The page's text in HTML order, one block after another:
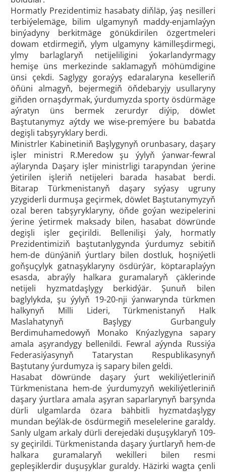
Hormatly Prezidentimiz hasabaty diňläp, ýaş nesilleri
terbiýelemäge, bilim ulgamynyň maddy-enjamlaýyn
binýadyny berkitmäge gönükdirilen özgertmeleri
dowam etdirmegiň, ylym ulgamyny kämilleşdirmegi,
ylmy barlaglaryň netijeliligini ýokarlandyrmagy
hemişe üns merkezinde saklamagyň möhümdigine
ünsi çekdi. Saglygy goraýyş edaralaryna keselleriň
öňüni almagyň, bejermegiň öňdebaryjy usullaryny
giňden ornaşdyrmak, ýurdumyzda sporty ösdürmäge
aýratyn üns bermek zerurdyr diýip, döwlet
Baştutanymyz aýtdy we wise-premýere bu babatda
degişli tabşyryklary berdi.
Ministrler Kabinetiniň Başlygynyň orunbasary, daşary
işler ministri R.Meredow şu ýylyň ýanwar-fewral
aýlarynda Daşary işler ministrligi tarapyndan ýerine
ýetirilen işleriň netijeleri barada hasabat berdi.
Bitarap Türkmenistanyň daşary syýasy ugruny
yzygiderli durmuşa geçirmek, döwlet Baştutanymyzyň
ozal beren tabşyryklaryny, öňde goýan wezipelerini
ýerine ýetirmek maksady bilen, hasabat döwründe
degişli işler geçirildi. Bellenilişi ýaly, hormatly
Prezidentimiziň baştutanlygynda ýurdumyz sebitiň
hem-de dünýäniň ýurtlary bilen dostluk, hoşniýetli
goňşuçylyk gatnaşyklaryny ösdürýär, köptaraplaýyn
esasda, abraýly halkara guramalaryň çäklerinde
netijeli hyzmatdaşlygy berkidýär. Şunuň bilen
baglylykda, şu ýylyň 19-20-nji ýanwarynda türkmen
halkynyň Milli Lideri, Türkmenistanyň Halk
Maslahatynyň Başlygy Gurbanguly
Berdimuhamedowyň Monako Knýazlygyna sapary
amala aşyrandygy bellenildi. Fewral aýynda Russiýa
Federasiýasynyň Tatarystan Respublikasynyň
Baştutany ýurdumyza iş sapary bilen geldi.
Hasabat döwründe daşary ýurt wekiliýetleriniň
Türkmenistana hem-de ýurdumyzyň wekiliýetleriniň
daşary ýurtlara amala aşyran saparlarynyň barşynda
dürli ulgamlarda özara bähbitli hyzmatdaşlygy
mundan beýläk-de ösdürmegiň meselelerine garaldy.
Sanly ulgam arkaly dürli derejedäki duşuşyklaryň 109-
sy geçirildi. Türkmenistanda daşary ýurtlaryň hem-de
halkara guramalaryň wekilleri bilen resmi
gepleşiklerdir duşuşyklar guraldy. Häzirki wagta çenli